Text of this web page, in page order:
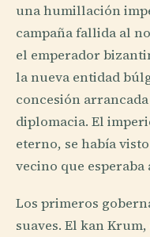
una humillación
campaña fallida al
el emperador
la nueva entidad
concesión
diplomacia. El
eterno, se había
vecino que esperaba
Los primeros
suaves. El kan